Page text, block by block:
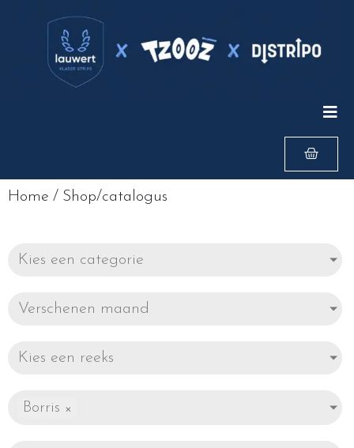
Home / Shop/catalogus
Kies een categorie
Verschenen maand
Kies een reeks
Borris ×